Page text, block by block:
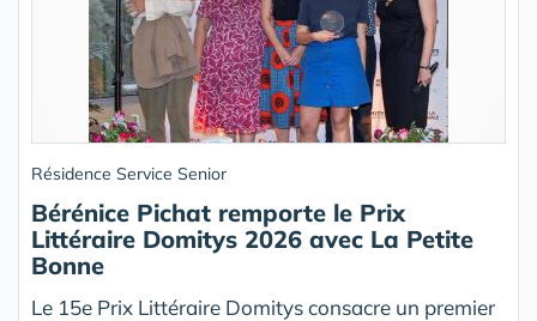
Résidence Service Senior
Bérénice Pichat remporte le Prix
Littéraire Domitys 2026 avec La Petite
Bonne
Le 15e Prix Littéraire Domitys consacre un premier